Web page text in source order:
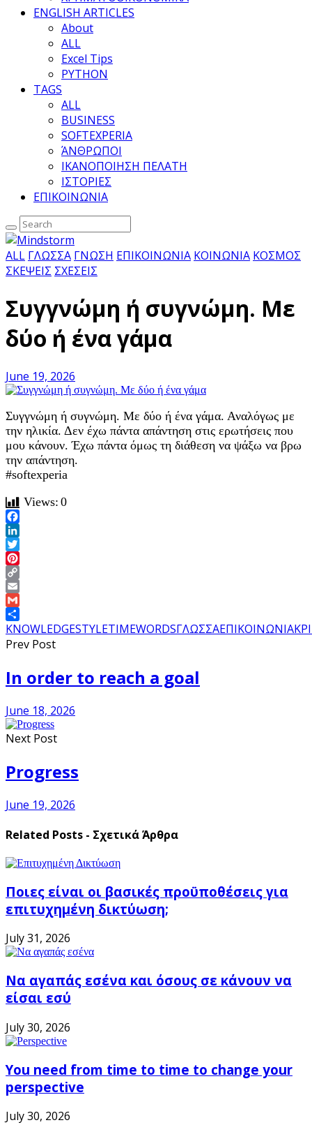
ENGLISH ARTICLES
About
ALL
Excel Tips
PYTHON
TAGS
ALL
BUSINESS
SOFTEXPERIA
ΆΝΘΡΩΠΟΙ
ΙΚΑΝΟΠΟΙΗΣΗ ΠΕΛΑΤΗ
ΙΣΤΟΡΙΕΣ
ΕΠΙΚΟΙΝΩΝΙΑ
ALL ΓΛΩΣΣΑ ΓΝΩΣΗ ΕΠΙΚΟΙΝΩΝΙΑ ΚΟΙΝΩΝΙΑ ΚΟΣΜΟΣ
ΣΚΕΨΕΙΣ ΣΧΕΣΕΙΣ
Συγγνώμη ή συγνώμη. Με
δύο ή ένα γάμα
June 19, 2026
Συγγνώμη ή συγνώμη. Με δύο ή ένα γάμα. Αναλόγως με
την ηλικία. Δεν έχω πάντα απάντηση στις ερωτήσεις που
μου κάνουν. Έχω πάντα όμως τη διάθεση να ψάξω να βρω
την απάντηση.
#softexperia
Views: 0
Facebook
LinkedIn
Twitter
Pinterest
Copy
Link
Email
Gmail
Share
KNOWLEDGESTYLETIMEWORDSΓΛΩΣΣΑΕΠΙΚΟΙΝΩΝΙΑ
Prev Post
In order to reach a goal
June 18, 2026
Next Post
Progress
June 19, 2026
Related Posts - Σχετικά Άρθρα
Ποιες είναι οι βασικές προϋποθέσεις για
επιτυχημένη δικτύωση;
July 31, 2026
Να αγαπάς εσένα και όσους σε κάνουν να
είσαι εσύ
July 30, 2026
You need from time to time to change your
perspective
July 30, 2026